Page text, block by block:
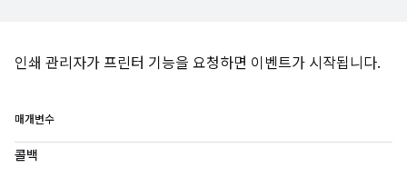
인쇄 관리자가 프린터 기능을 요청하면 이벤트가 시작됩니다.
매개변수
콜백